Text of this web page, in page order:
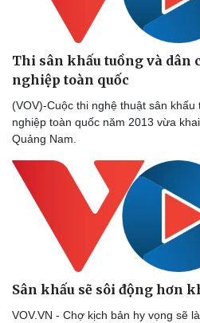
Thi sân khấu tuồng và dân
nghiệp toàn quốc
(VOV)-Cuộc thi nghệ thuật sân
nghiệp toàn quốc năm 2013 vừa
Quảng Nam.
Sân khấu sẽ sôi động hơn
VOV.VN - Chợ kịch bản hy vọng sẽ